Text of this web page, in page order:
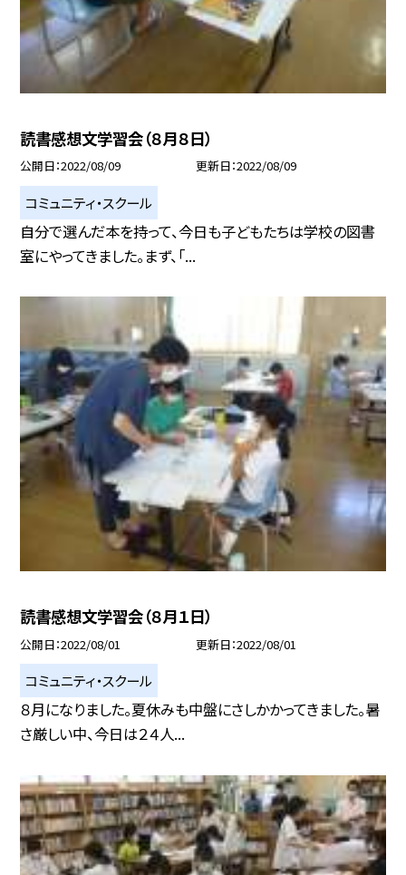
読書感想文学習会（８月８日）
公開日 2022/08/09 更新日 2022/08/09
コミュニティ・スクール
自分で選んだ本を持って、今日も子どもたちは学校の図書
室にやってきました。まず、「...
読書感想文学習会（８月１日）
公開日 2022/08/01 更新日 2022/08/01
コミュニティ・スクール
８月になりました。夏休みも中盤にさしかかってきました。暑
さ厳しい中、今日は２４人...